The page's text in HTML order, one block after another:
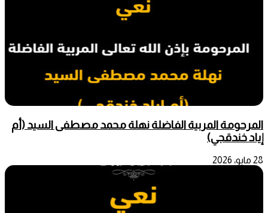
المرحومة المربية الفاضلة نهلة محمد مصطفى السيد (أم
إياد خندقجي)
28 مايو، 2026